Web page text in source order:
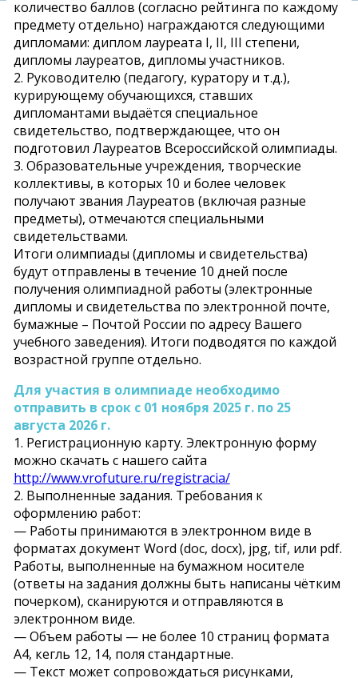
количество баллов (согласно рейтинга по каждому
предмету отдельно) награждаются следующими
дипломами: диплом лауреата І, ІІ, ІІІ степени,
дипломы лауреатов, дипломы участников.
2. Руководителю (педагогу, куратору и т.д.),
курирующему обучающихся, ставших
дипломантами выдаётся специальное
свидетельство, подтверждающее, что он
подготовил Лауреатов Всероссийской олимпиады.
3. Образовательные учреждения, творческие
коллективы, в которых 10 и более человек
получают звания Лауреатов (включая разные
предметы), отмечаются специальными
свидетельствами.
Итоги олимпиады (дипломы и свидетельства)
будут отправлены в течение 10 дней после
получения олимпиадной работы (электронные
дипломы и свидетельства по электронной почте,
бумажные – Почтой России по адресу Вашего
учебного заведения). Итоги подводятся по каждой
возрастной группе отдельно.
Для участия в олимпиаде необходимо
отправить в срок с 01 ноября 2025 г. по 25
августа 2026 г.
1. Регистрационную карту. Электронную форму
можно скачать с нашего сайта
http://www.vrofuture.ru/registracia/
2. Выполненные задания. Требования к
оформлению работ:
— Работы принимаются в электронном виде в
форматах документ Word (doc, docx), jpg, tif, или pdf.
Работы, выполненные на бумажном носителе
(ответы на задания должны быть написаны чётким
почерком), сканируются и отправляются в
электронном виде.
— Объем работы — не более 10 страниц формата
А4, кегль 12, 14, поля стандартные.
— Текст может сопровождаться рисунками,